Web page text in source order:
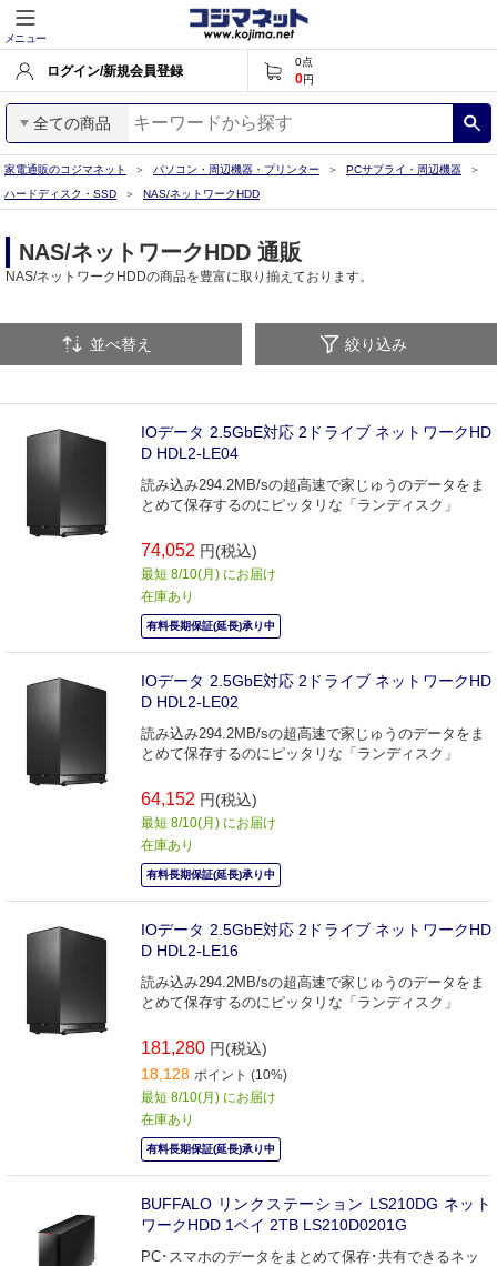
メニュー
ログイン/新規会員登録
0点
0円
全ての商品
家電通販のコジマネット パソコン・周辺機器・プリンター
PCサプライ・周辺機器
ハードディスク・SSD
NAS/ネットワークHDD
NAS/ネットワークHDD 通販
NAS/ネットワークHDDの商品を豊富に取り揃えております。
並べ替え 絞り込み
IOデータ 2.5GbE対応 2ドライブ ネットワークHD
D HDL2-LE04
読み込み294.2MB/sの超高速で家じゅうのデータをま
とめて保存するのにピッタリな「ランディスク」
74,052 円(税込)
最短 8/10(月) にお届け
在庫あり
有料長期保証(延長)承り中
IOデータ 2.5GbE対応 2ドライブ ネットワークHD
D HDL2-LE02
読み込み294.2MB/sの超高速で家じゅうのデータをま
とめて保存するのにピッタリな「ランディスク」
64,152 円(税込)
最短 8/10(月) にお届け
在庫あり
有料長期保証(延長)承り中
IOデータ 2.5GbE対応 2ドライブ ネットワークHD
D HDL2-LE16
読み込み294.2MB/sの超高速で家じゅうのデータをま
とめて保存するのにピッタリな「ランディスク」
181,280 円(税込)
18,128 ポイント (10%)
最短 8/10(月) にお届け
在庫あり
有料長期保証(延長)承り中
BUFFALO リンクステーション LS210DG ネット
ワークHDD 1ベイ 2TB LS210D0201G
PC･スマホのデータをまとめて保存･共有できるネッ